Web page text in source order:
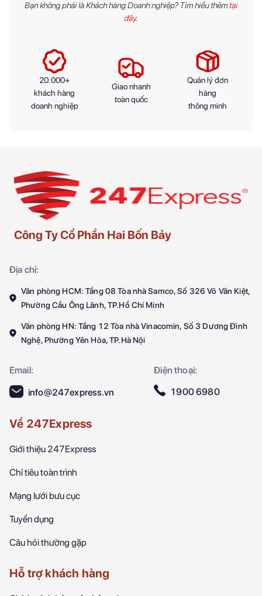
Bạn không phải là Khách hàng Doanh nghiệp? Tìm hiểu thêm tại
đây.
20.000+
khách hàng
doanh nghiệp
Giao nhanh
toàn quốc
Quản lý đơn
hàng
thông minh
Công Ty Cổ Phần Hai Bốn Bảy
Địa chỉ:
Văn phòng HCM: Tầng 08 Tòa nhà Samco, Số 326 Võ Văn Kiệt,
Phường Cầu Ông Lãnh, TP.Hồ Chí Minh
Văn phòng HN: Tầng 12 Tòa nhà Vinacomin, Số 3 Dương Đình
Nghệ, Phường Yên Hòa, TP.Hà Nội
Email:
Điện thoại:
info@247express.vn
1900 6980
Về 247Express
Giới thiệu 247Express
Chỉ tiêu toàn trình
Mạng lưới bưu cục
Tuyển dụng
Câu hỏi thường gặp
Hỗ trợ khách hàng